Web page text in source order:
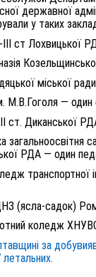
державної
у таких
ст Лохвицької
міської
М.В.Гоголя — один
ст. Диканської
загальноосвітня
РДА — один
транспортної
(ясла-садок)
коледж
за